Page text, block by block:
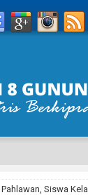
Siswa